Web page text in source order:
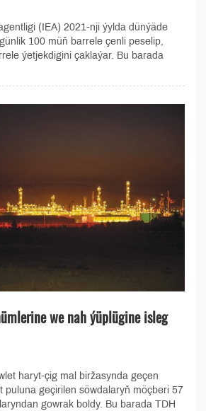
(IEA) 2021-nji ýylda dünýäde
100 müň barrele çenli peselip,
ýetjekdigini çaklaýar. Bu barada
we nah ýüplügine isleg
haryt-çig mal biržasynda geçen
puluna geçirilen söwdalaryň möçberi 57
gowrak boldy. Bu barada TDH